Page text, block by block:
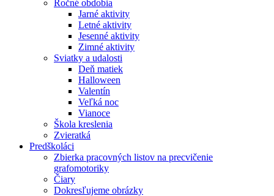
Ročné obdobia
Jarné aktivity
Letné aktivity
Jesenné aktivity
Zimné aktivity
Sviatky a udalosti
Deň matiek
Halloween
Valentín
Veľká noc
Vianoce
Škola kreslenia
Zvieratká
Predškoláci
Zbierka pracovných listov na precvičenie
grafomotoriky
Čiary
Dokresľujeme obrázky